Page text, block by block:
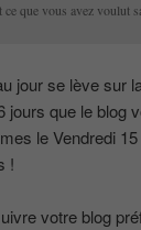
ce que vous avez voulut
jour se lève sur
jours que le blog
le Vendredi
!
votre blog